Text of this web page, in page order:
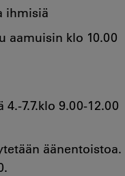
ihmisiä
aamuisin klo 10.00
7.7.klo 9.00-12.00
äänentoistoa.